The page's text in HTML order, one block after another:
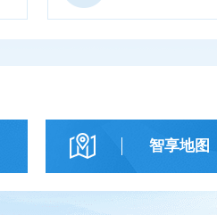
智享地图